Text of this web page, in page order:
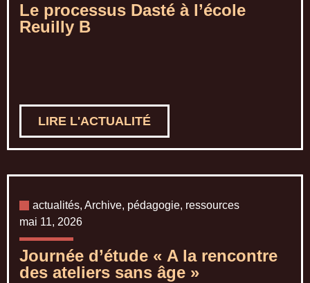
Le processus Dasté à l’école
Reuilly B
LIRE L'ACTUALITÉ
actualités, Archive, pédagogie, ressources
mai 11, 2026
Journée d’étude « A la rencontre
des ateliers sans âge »